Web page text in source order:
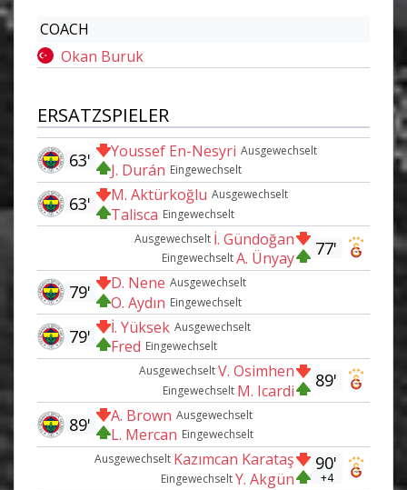
COACH
Okan Buruk
ERSATZSPIELER
Ausgewechselt
Youssef En-Nesyri
Eingewechselt
J. Durán
63'
Ausgewechselt
M. Aktürkoğlu
Eingewechselt
Talisca
63'
77'
Ausgewechselt İ. Gündoğan
EingewechseltA. Ünyay
Ausgewechselt
D. Nene
Eingewechselt
O. Aydın
79'
Ausgewechselt
İ. Yüksek
Eingewechselt
Fred
79'
89'
AusgewechseltV. Osimhen
Eingewechselt M. Icardi
Ausgewechselt
A. Brown
Eingewechselt
L. Mercan
89'
90'
+4
Ausgewechselt Kazımcan Karataş
EingewechseltY. Akgün